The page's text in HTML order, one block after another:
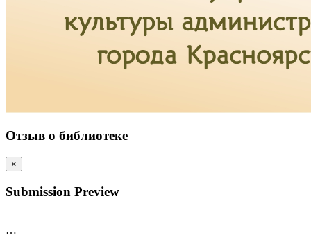
Отзыв о библиотеке
×
Submission Preview
…